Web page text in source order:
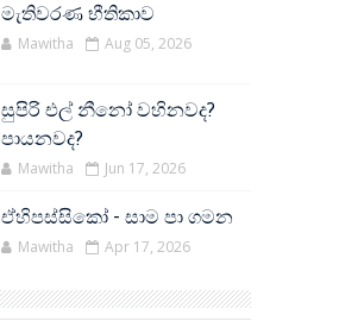
මැතිවරණ භීතිකාව
Mawitha Aug 05, 2026
සුපිරි එල් නීනෝ වහිනවද?
පායනවද?
Mawitha Jun 17, 2026
ඒහිපස්සිකෝ - සාම පා ගමන
Mawitha Apr 17, 2026